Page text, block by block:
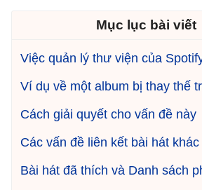
Mục lục bài viết
Việc quản lý thư viện của
Ví dụ về một album bị thay thế
Cách giải quyết cho vấn đề này
Các vấn đề liên kết bài hát
Bài hát đã thích và Danh sách